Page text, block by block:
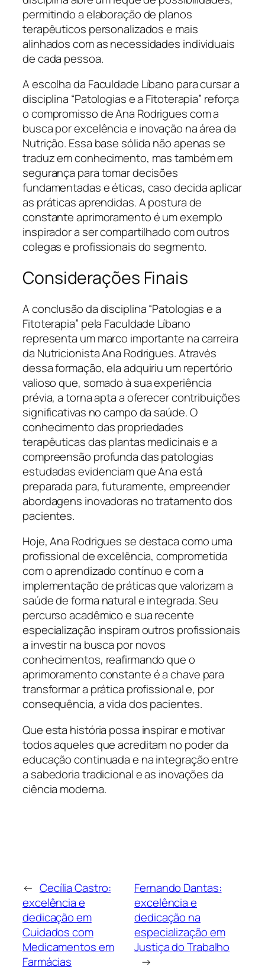
permitindo a elaboração de planos
terapêuticos personalizados e mais
alinhados com as necessidades individuais
de cada pessoa.
A escolha da Faculdade Líbano para cursar a
disciplina “Patologias e a Fitoterapia” reforça
o compromisso de Ana Rodrigues com a
busca por excelência e inovação na área da
Nutrição. Essa base sólida não apenas se
traduz em conhecimento, mas também em
segurança para tomar decisões
fundamentadas e éticas, caso decida aplicar
as práticas aprendidas. A postura de
constante aprimoramento é um exemplo
inspirador a ser compartilhado com outros
colegas e profissionais do segmento.
Considerações Finais
A conclusão da disciplina “Patologias e a
Fitoterapia” pela Faculdade Líbano
representa um marco importante na carreira
da Nutricionista Ana Rodrigues. Através
dessa formação, ela adquiriu um repertório
valioso que, somado à sua experiência
prévia, a torna apta a oferecer contribuições
significativas no campo da saúde. O
conhecimento das propriedades
terapêuticas das plantas medicinais e a
compreensão profunda das patologias
estudadas evidenciam que Ana está
preparada para, futuramente, empreender
abordagens inovadoras no tratamento dos
pacientes.
Hoje, Ana Rodrigues se destaca como uma
profissional de excelência, comprometida
com o aprendizado contínuo e com a
implementação de práticas que valorizam a
saúde de forma natural e integrada. Seu
percurso acadêmico e sua recente
especialização inspiram outros profissionais
a investir na busca por novos
conhecimentos, reafirmando que o
aprimoramento constante é a chave para
transformar a prática profissional e, por
consequência, a vida dos pacientes.
Que esta história possa inspirar e motivar
todos aqueles que acreditam no poder da
educação continuada e na integração entre
a sabedoria tradicional e as inovações da
ciência moderna.
← Cecília Castro:
excelência e
dedicação em
Cuidados com
Medicamentos em
Farmácias
Fernando Dantas:
excelência e
dedicação na
especialização em
Justiça do Trabalho
→